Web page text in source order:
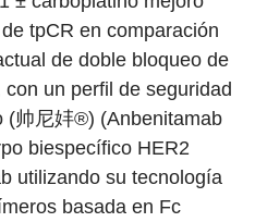
tpCR en comparación
de doble bloqueo de
un perfil de seguridad
(帅尼妦®) (Anbenitamab
biespecífico HER2
utilizando su tecnología
basada en Fc